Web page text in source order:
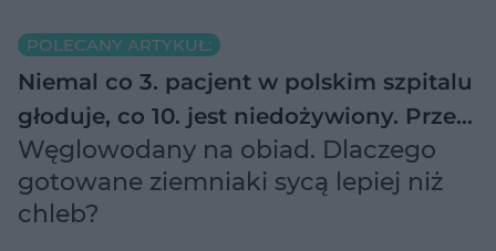
POLECANY ARTYKUŁ:
Niemal co 3. pacjent w polskim szpitalu
głoduje, co 10. jest niedożywiony. Prze…
Węglowodany na obiad. Dlaczego
gotowane ziemniaki sycą lepiej niż
chleb?